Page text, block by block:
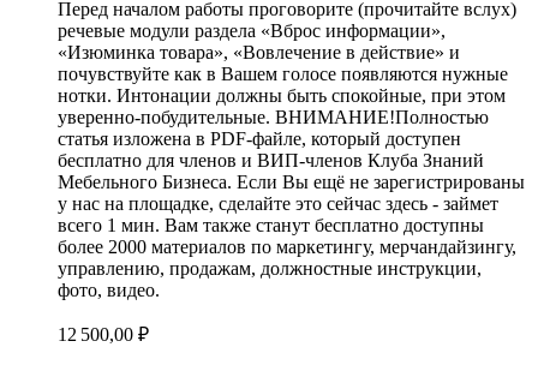
Перед началом работы проговорите (прочитайте вслух)
речевые модули раздела «Вброс информации»,
«Изюминка товара», «Вовлечение в действие» и
почувствуйте как в Вашем голосе появляются нужные
нотки. Интонации должны быть спокойные, при этом
уверенно-побудительные. ВНИМАНИЕ!Полностью
статья изложена в PDF-файле, который доступен
бесплатно для членов и ВИП-членов Клуба Знаний
Мебельного Бизнеса. Если Вы ещё не зарегистрированы
у нас на площадке, сделайте это сейчас здесь - займет
всего 1 мин. Вам также станут бесплатно доступны
более 2000 материалов по маркетингу, мерчандайзингу,
управлению, продажам, должностные инструкции,
фото, видео.
12 500,00 ₽